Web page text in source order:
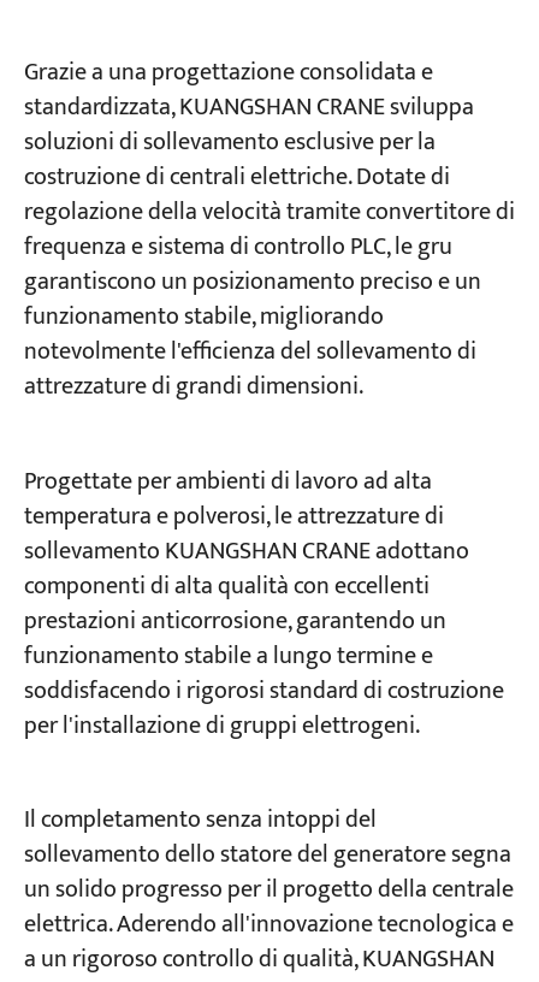
Grazie a una progettazione consolidata e
standardizzata, KUANGSHAN CRANE sviluppa
soluzioni di sollevamento esclusive per la
costruzione di centrali elettriche. Dotate di
regolazione della velocità tramite convertitore di
frequenza e sistema di controllo PLC, le gru
garantiscono un posizionamento preciso e un
funzionamento stabile, migliorando
notevolmente l'efficienza del sollevamento di
attrezzature di grandi dimensioni.
Progettate per ambienti di lavoro ad alta
temperatura e polverosi, le attrezzature di
sollevamento KUANGSHAN CRANE adottano
componenti di alta qualità con eccellenti
prestazioni anticorrosione, garantendo un
funzionamento stabile a lungo termine e
soddisfacendo i rigorosi standard di costruzione
per l'installazione di gruppi elettrogeni.
Il completamento senza intoppi del
sollevamento dello statore del generatore segna
un solido progresso per il progetto della centrale
elettrica. Aderendo all'innovazione tecnologica e
a un rigoroso controllo di qualità, KUANGSHAN